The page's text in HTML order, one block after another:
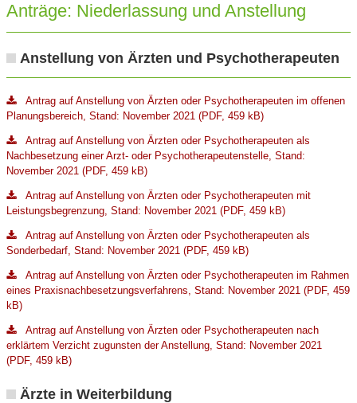
Anträge: Niederlassung und Anstellung
Anstellung von Ärzten und Psychotherapeuten
Antrag auf Anstellung von Ärzten oder Psychotherapeuten im offenen
Planungsbereich, Stand: November 2021 (PDF, 459 kB)
Antrag auf Anstellung von Ärzten oder Psychotherapeuten als
Nachbesetzung einer Arzt- oder Psychotherapeutenstelle, Stand:
November 2021 (PDF, 459 kB)
Antrag auf Anstellung von Ärzten oder Psychotherapeuten mit
Leistungsbegrenzung, Stand: November 2021 (PDF, 459 kB)
Antrag auf Anstellung von Ärzten oder Psychotherapeuten als
Sonderbedarf, Stand: November 2021 (PDF, 459 kB)
Antrag auf Anstellung von Ärzten oder Psychotherapeuten im Rahmen
eines Praxisnachbesetzungsverfahrens, Stand: November 2021 (PDF, 459
kB)
Antrag auf Anstellung von Ärzten oder Psychotherapeuten nach
erklärtem Verzicht zugunsten der Anstellung, Stand: November 2021
(PDF, 459 kB)
Ärzte in Weiterbildung